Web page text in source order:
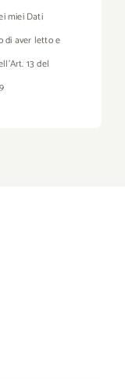
miei Dati
di aver letto e
13 del